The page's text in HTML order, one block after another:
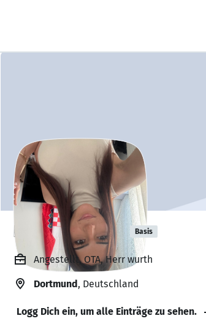
Hana Milewski Basis
Angestellt, OTA, Herr wurth
Dortmund, Deutschland
Logg Dich ein, um alle Einträge zu sehen.